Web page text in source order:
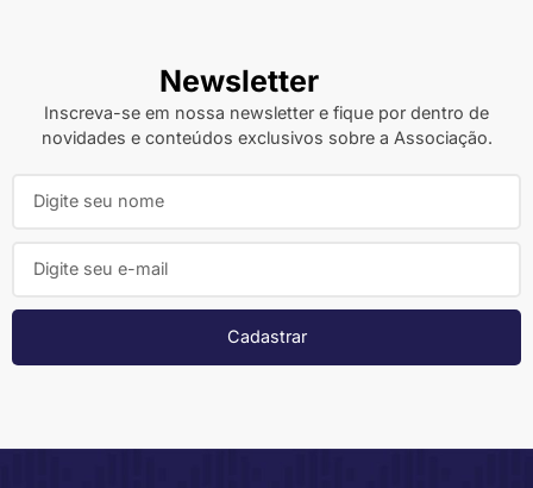
Newsletter
Inscreva-se em nossa newsletter e fique por dentro de
novidades e conteúdos exclusivos sobre a Associação.
Cadastrar